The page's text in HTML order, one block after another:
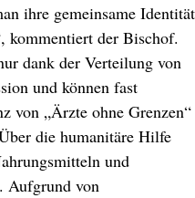
ihre gemeinsame Identität
kommentiert der Bischof.
dank der Verteilung von
und können fast
von „Ärzte ohne Grenzen“
die humanitäre Hilfe
und
Aufgrund von